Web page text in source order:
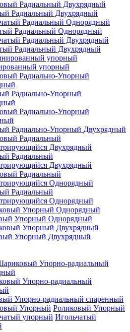
Радиальный Двухрядный
Радиальный Однорядный
Радиальный Двухрядный
упорный
Радиально-Упорный
Радиально-Упорный Двухрядный
Радиальный
Двухрядный
Радиальный
Однорядный
Упорный Однорядный
Упорный Двухрядный
Упорно-радиальный
Упорно-радиальный спаренный
Роликовый Упорный
Игольчатый